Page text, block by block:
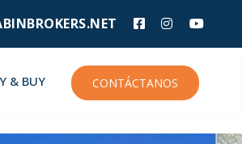
& BUY CONTÁCTANOS